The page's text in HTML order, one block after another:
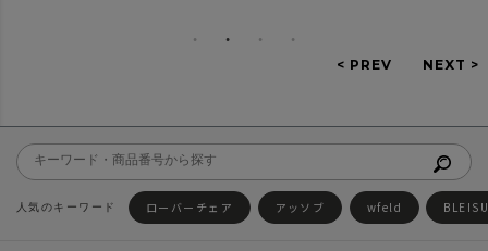
ローバーチェア アッソブ wfeld